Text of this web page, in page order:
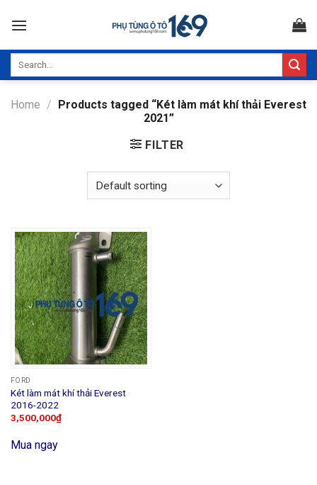
Home / Products tagged “Két làm mát khí thải Everest
2021”
FILTER
FORD
Két làm mát khí thải Everest
2016-2022
3,500,000₫
Mua ngay